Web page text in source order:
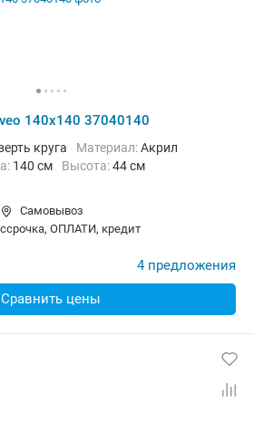
140х140 37040140
круга Материал:Акрил
140 см Высота:44 см
Самовывоз
ОПЛАТИ, кредит
4 предложения
Сравнить цены